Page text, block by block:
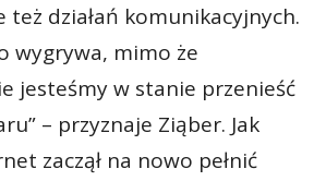
działań komunikacyjnych.
wygrywa, mimo że
jesteśmy w stanie przenieść
– przyznaje Ziąber. Jak
zaczął na nowo pełnić